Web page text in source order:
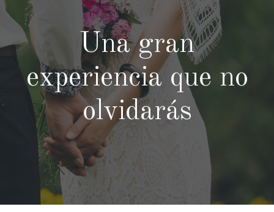
Una gran
experiencia que no
olvidarás